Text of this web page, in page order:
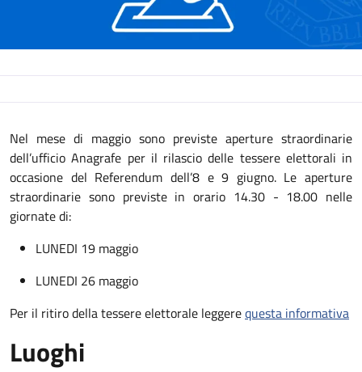
Descrizione
Nel mese di maggio sono previste aperture straordinarie
dell’ufficio Anagrafe per il rilascio delle tessere elettorali in
occasione del Referendum dell’8 e 9 giugno. Le aperture
straordinarie sono previste in orario 14.30 - 18.00 nelle
giornate di:
LUNEDI 19 maggio
LUNEDI 26 maggio
Per il ritiro della tessere elettorale leggerequesta informativa
Luoghi